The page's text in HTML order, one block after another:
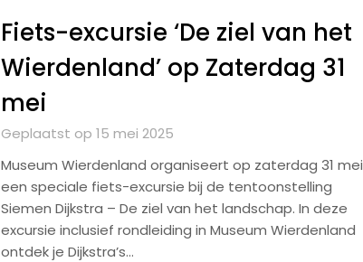
Fiets-excursie ‘De ziel van het
Wierdenland’ op Zaterdag 31
mei
Geplaatst op 15 mei 2025
Museum Wierdenland organiseert op zaterdag 31 mei
een speciale fiets-excursie bij de tentoonstelling
Siemen Dijkstra – De ziel van het landschap. In deze
excursie inclusief rondleiding in Museum Wierdenland
ontdek je Dijkstra’s…